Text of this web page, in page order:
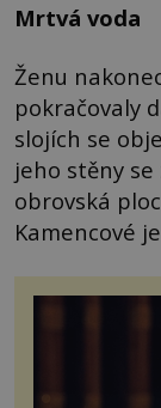
Mrtvá voda
Ženu
pokračovaly
slojích se
jeho stěny
obrovská
Kamencové